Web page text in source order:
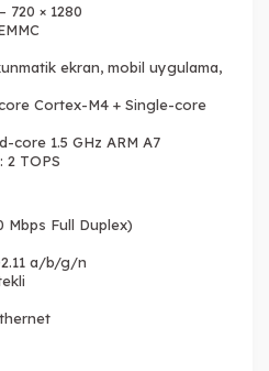
720 × 1280
ekran, mobil uygulama,
Cortex-M4 + Single-core
core 1.5 GHz ARM A7
2 TOPS
Mbps Full Duplex)
a/b/g/n